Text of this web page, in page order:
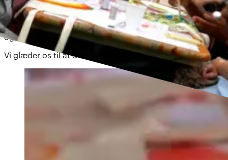
Vi har til anledningen taget muleposer, maling og
pensler med, som vi sammen skal dekorere med jeres
drømme. Muleposerne kan I bagefter få lov at beholde –
og lufte, som I lyster.
Vi glæder os til at drømme – og være kreative med jer.